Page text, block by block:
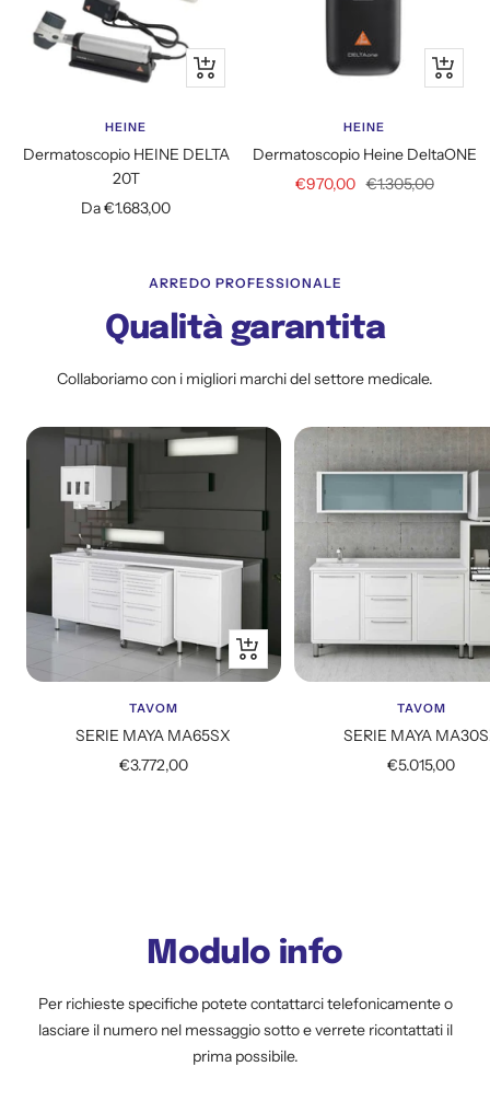
Informazioni
HEINE
Dermatoscopio HEINE DELTA
20T
Prezzo
Da €1.683,00
Aggiungi
al
HEINE
Dermatoscopio Heine DeltaONE
Prezzo
€970,00 Prezzo
€1.305,00
ARREDO PROFESSIONALE
Qualità garantita
Collaboriamo con i migliori marchi del settore medicale.
Aggiungi
al
TAVOM
SERIE MAYA MA65SX
Prezzo
€3.772,00
TAVOM
SERIE MAYA
Prezzo
€5.015,00
Modulo info
Per richieste specifiche potete contattarci telefonicamente o
lasciare il numero nel messaggio sotto e verrete ricontattati il
prima possibile.